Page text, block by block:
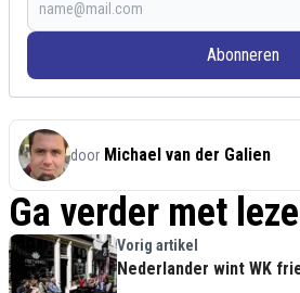
Abonneren
door Michael van der Galien
Ga verder met
Vorig artikel
Nederlander wint WK